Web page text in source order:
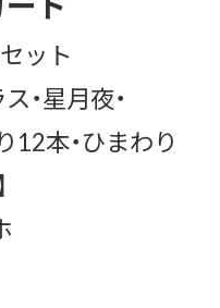
ット
・星月夜・
12本・ひまわり